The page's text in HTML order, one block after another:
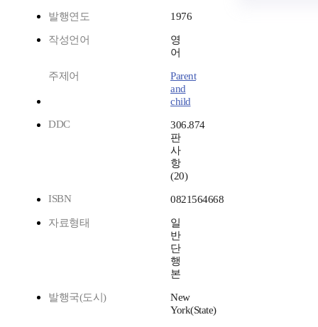
발행연도 1976
작성언어
영
어
주제어
Parent
and
child
DDC
306.874
판
사
항
(20)
ISBN
0821564668
자료형태
일
반
단
행
본
발행국(도시)
New
York(State)